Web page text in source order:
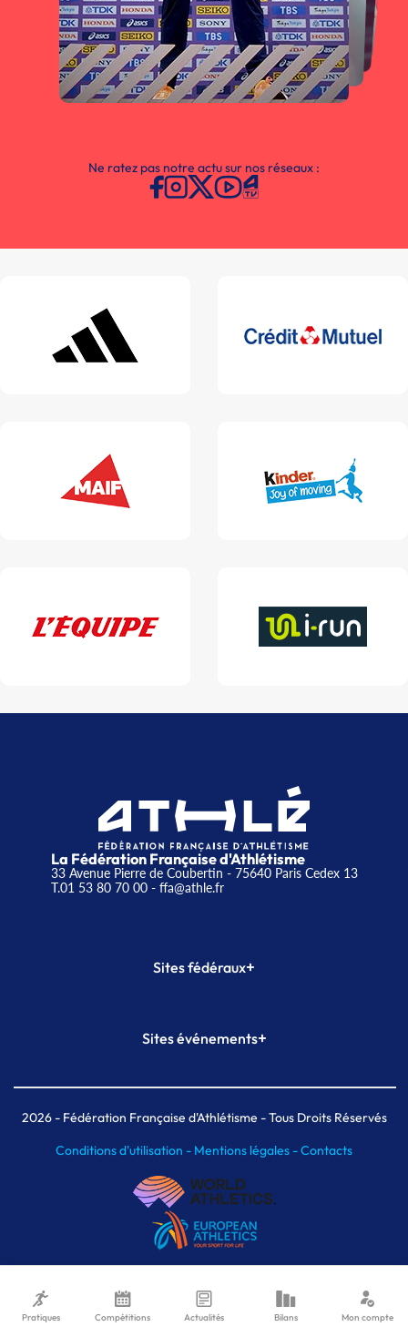
Ne ratez pas notre actu sur nos réseaux :
La Fédération Française d'Athlétisme
33 Avenue Pierre de Coubertin - 75640 Paris Cedex 13
T.01 53 80 70 00- ffa@athle.fr
Sites fédéraux+
Plateforme Formation
Sites événements+
Meeting de Paris indoor
MAIF Ekiden de Paris
2026- Fédération Française d'Athlétisme - Tous Droits Réservés
Conditions d'utilisation - Mentions légales -Contacts
Pratiques Compétitions Actualités Bilans Mon compte